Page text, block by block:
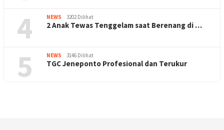
4 NEWS 3202 Dilihat
2 Anak Tewas Tenggelam saat Berenang di …
5 NEWS 3146 Dilihat
TGC Jeneponto Profesional dan Terukur